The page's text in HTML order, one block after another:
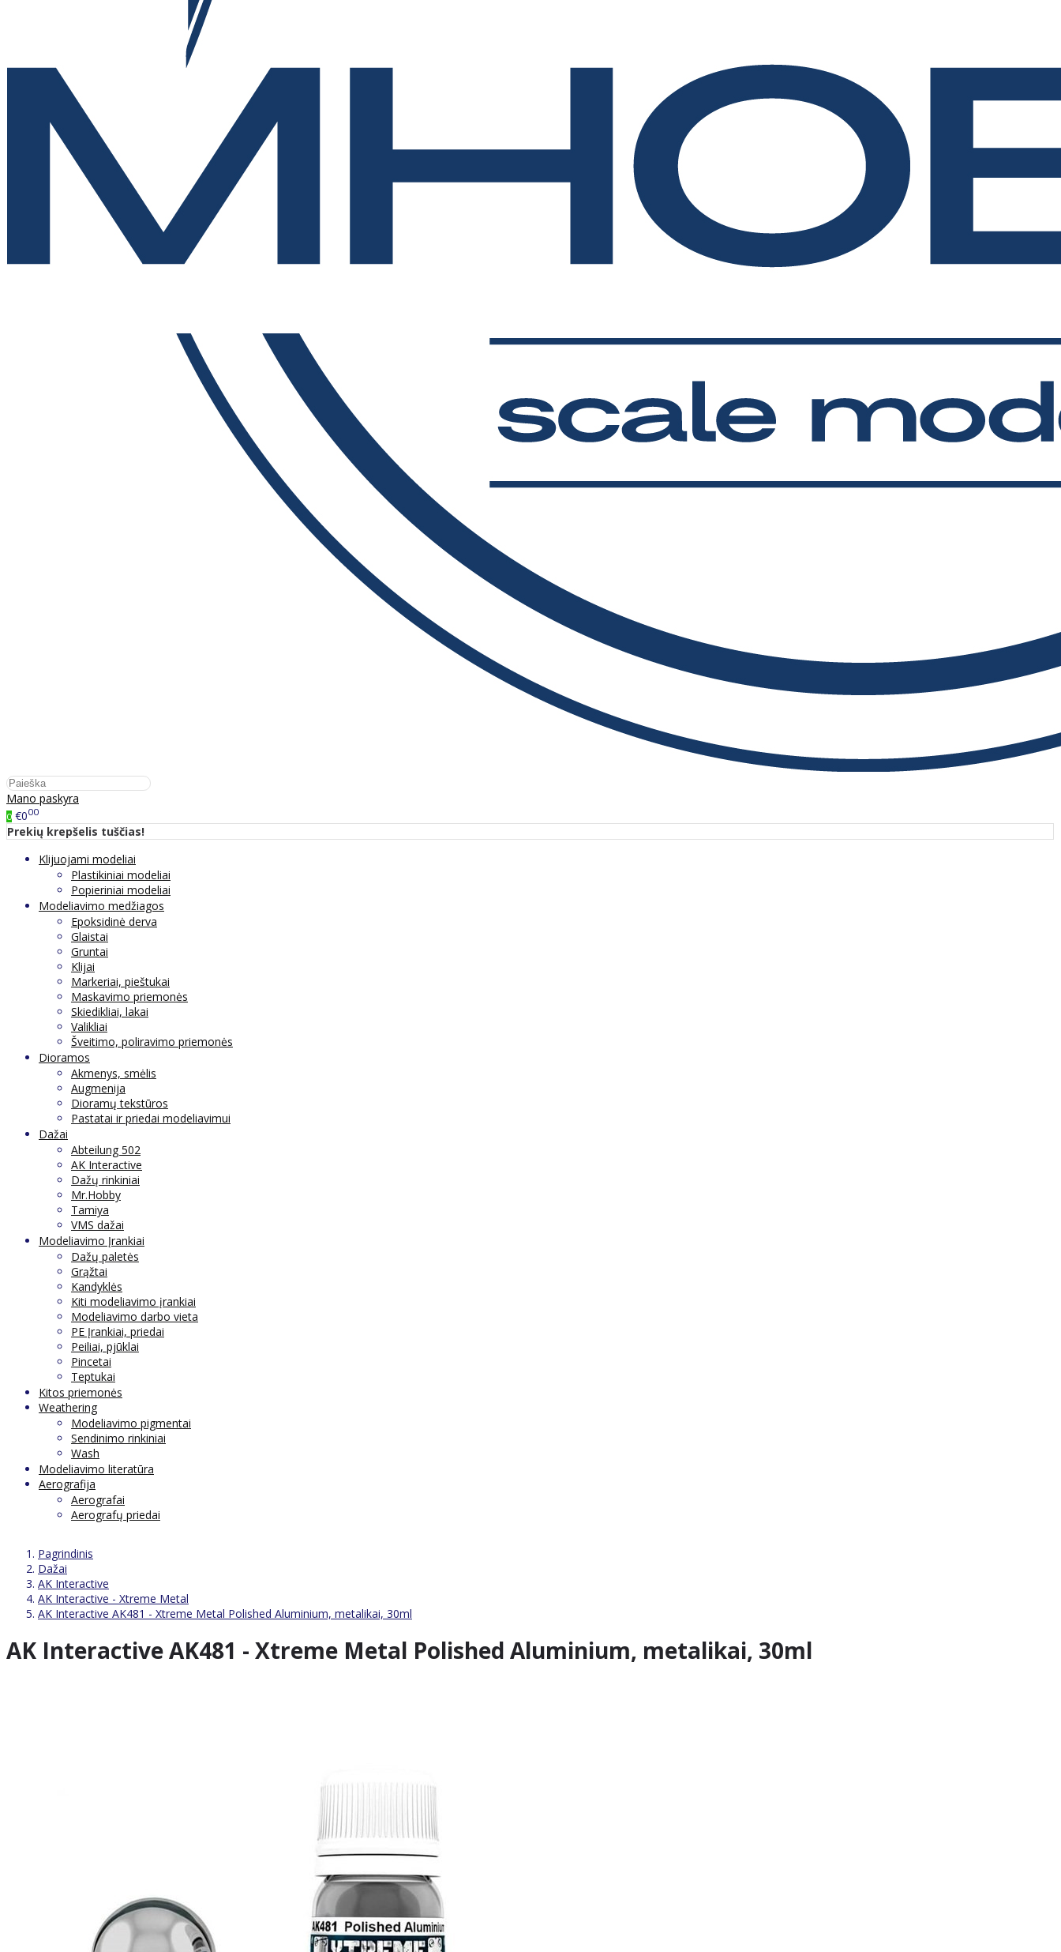
Mano paskyra
0 €000
Prekių krepšelis tuščias!
Klijuojami modeliai
Plastikiniai modeliai
Popieriniai modeliai
Modeliavimo medžiagos
Epoksidinė derva
Glaistai
Gruntai
Klijai
Markeriai, pieštukai
Maskavimo priemonės
Skiedikliai, lakai
Valikliai
Šveitimo, poliravimo priemonės
Dioramos
Akmenys, smėlis
Augmenija
Dioramų tekstūros
Pastatai ir priedai modeliavimui
Dažai
Abteilung 502
AK Interactive
Dažų rinkiniai
Mr.Hobby
Tamiya
VMS dažai
Modeliavimo Įrankiai
Dažų paletės
Grąžtai
Kandyklės
Kiti modeliavimo įrankiai
Modeliavimo darbo vieta
PE Įrankiai, priedai
Peiliai, pjūklai
Pincetai
Teptukai
Kitos priemonės
Weathering
Modeliavimo pigmentai
Sendinimo rinkiniai
Wash
Modeliavimo literatūra
Aerografija
Aerografai
Aerografų priedai
Pagrindinis
Dažai
AK Interactive
AK Interactive - Xtreme Metal
AK Interactive AK481 - Xtreme Metal Polished Aluminium, metalikai, 30ml
AK Interactive AK481 - Xtreme Metal Polished Aluminium, metalikai, 30ml